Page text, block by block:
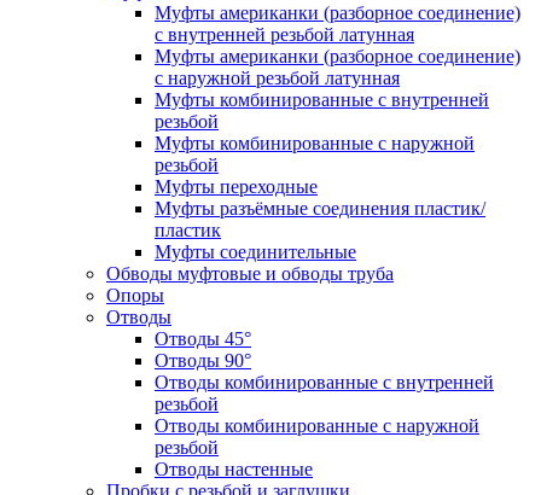
Муфты американки (разборное соединение)
с внутренней резьбой латунная
Муфты американки (разборное соединение)
с наружной резьбой латунная
Муфты комбинированные с внутренней
резьбой
Муфты комбинированные с наружной
резьбой
Муфты переходные
Муфты разъёмные соединения пластик/
пластик
Муфты соединительные
Обводы муфтовые и обводы труба
Опоры
Отводы
Отводы 45°
Отводы 90°
Отводы комбинированные с внутренней
резьбой
Отводы комбинированные с наружной
резьбой
Отводы настенные
Пробки с резьбой и заглушки